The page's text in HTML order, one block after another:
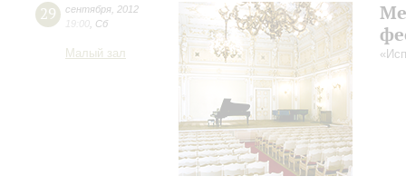
29 сентября 2012
19:00
Сб
Малый зал